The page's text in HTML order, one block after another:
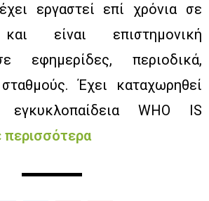
εργαστεί επί χρόνια σε
είναι επιστημονική
εφημερίδες, περιοδικά,
Έχει καταχωρηθεί
WHO IS
περισσότερα